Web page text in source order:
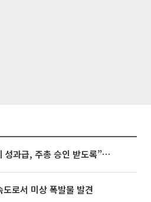
김정관 장관 “반도체 성과급, 주총 승인 받도록”…상법·자본시장법 개정 시사
도로서 미상 폭발물 발견